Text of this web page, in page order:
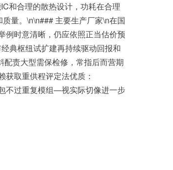
和合理的散热设计，功耗在合理
量。\n\n### 主要生产厂家\n在国
例时意清晰，仍应依照正当估价预
典枢纽试扩建再持续驱动回报和
责大型需保检修，常指后而营期
取重供程评定法优质：
不过重复模组—视实际切像进一步